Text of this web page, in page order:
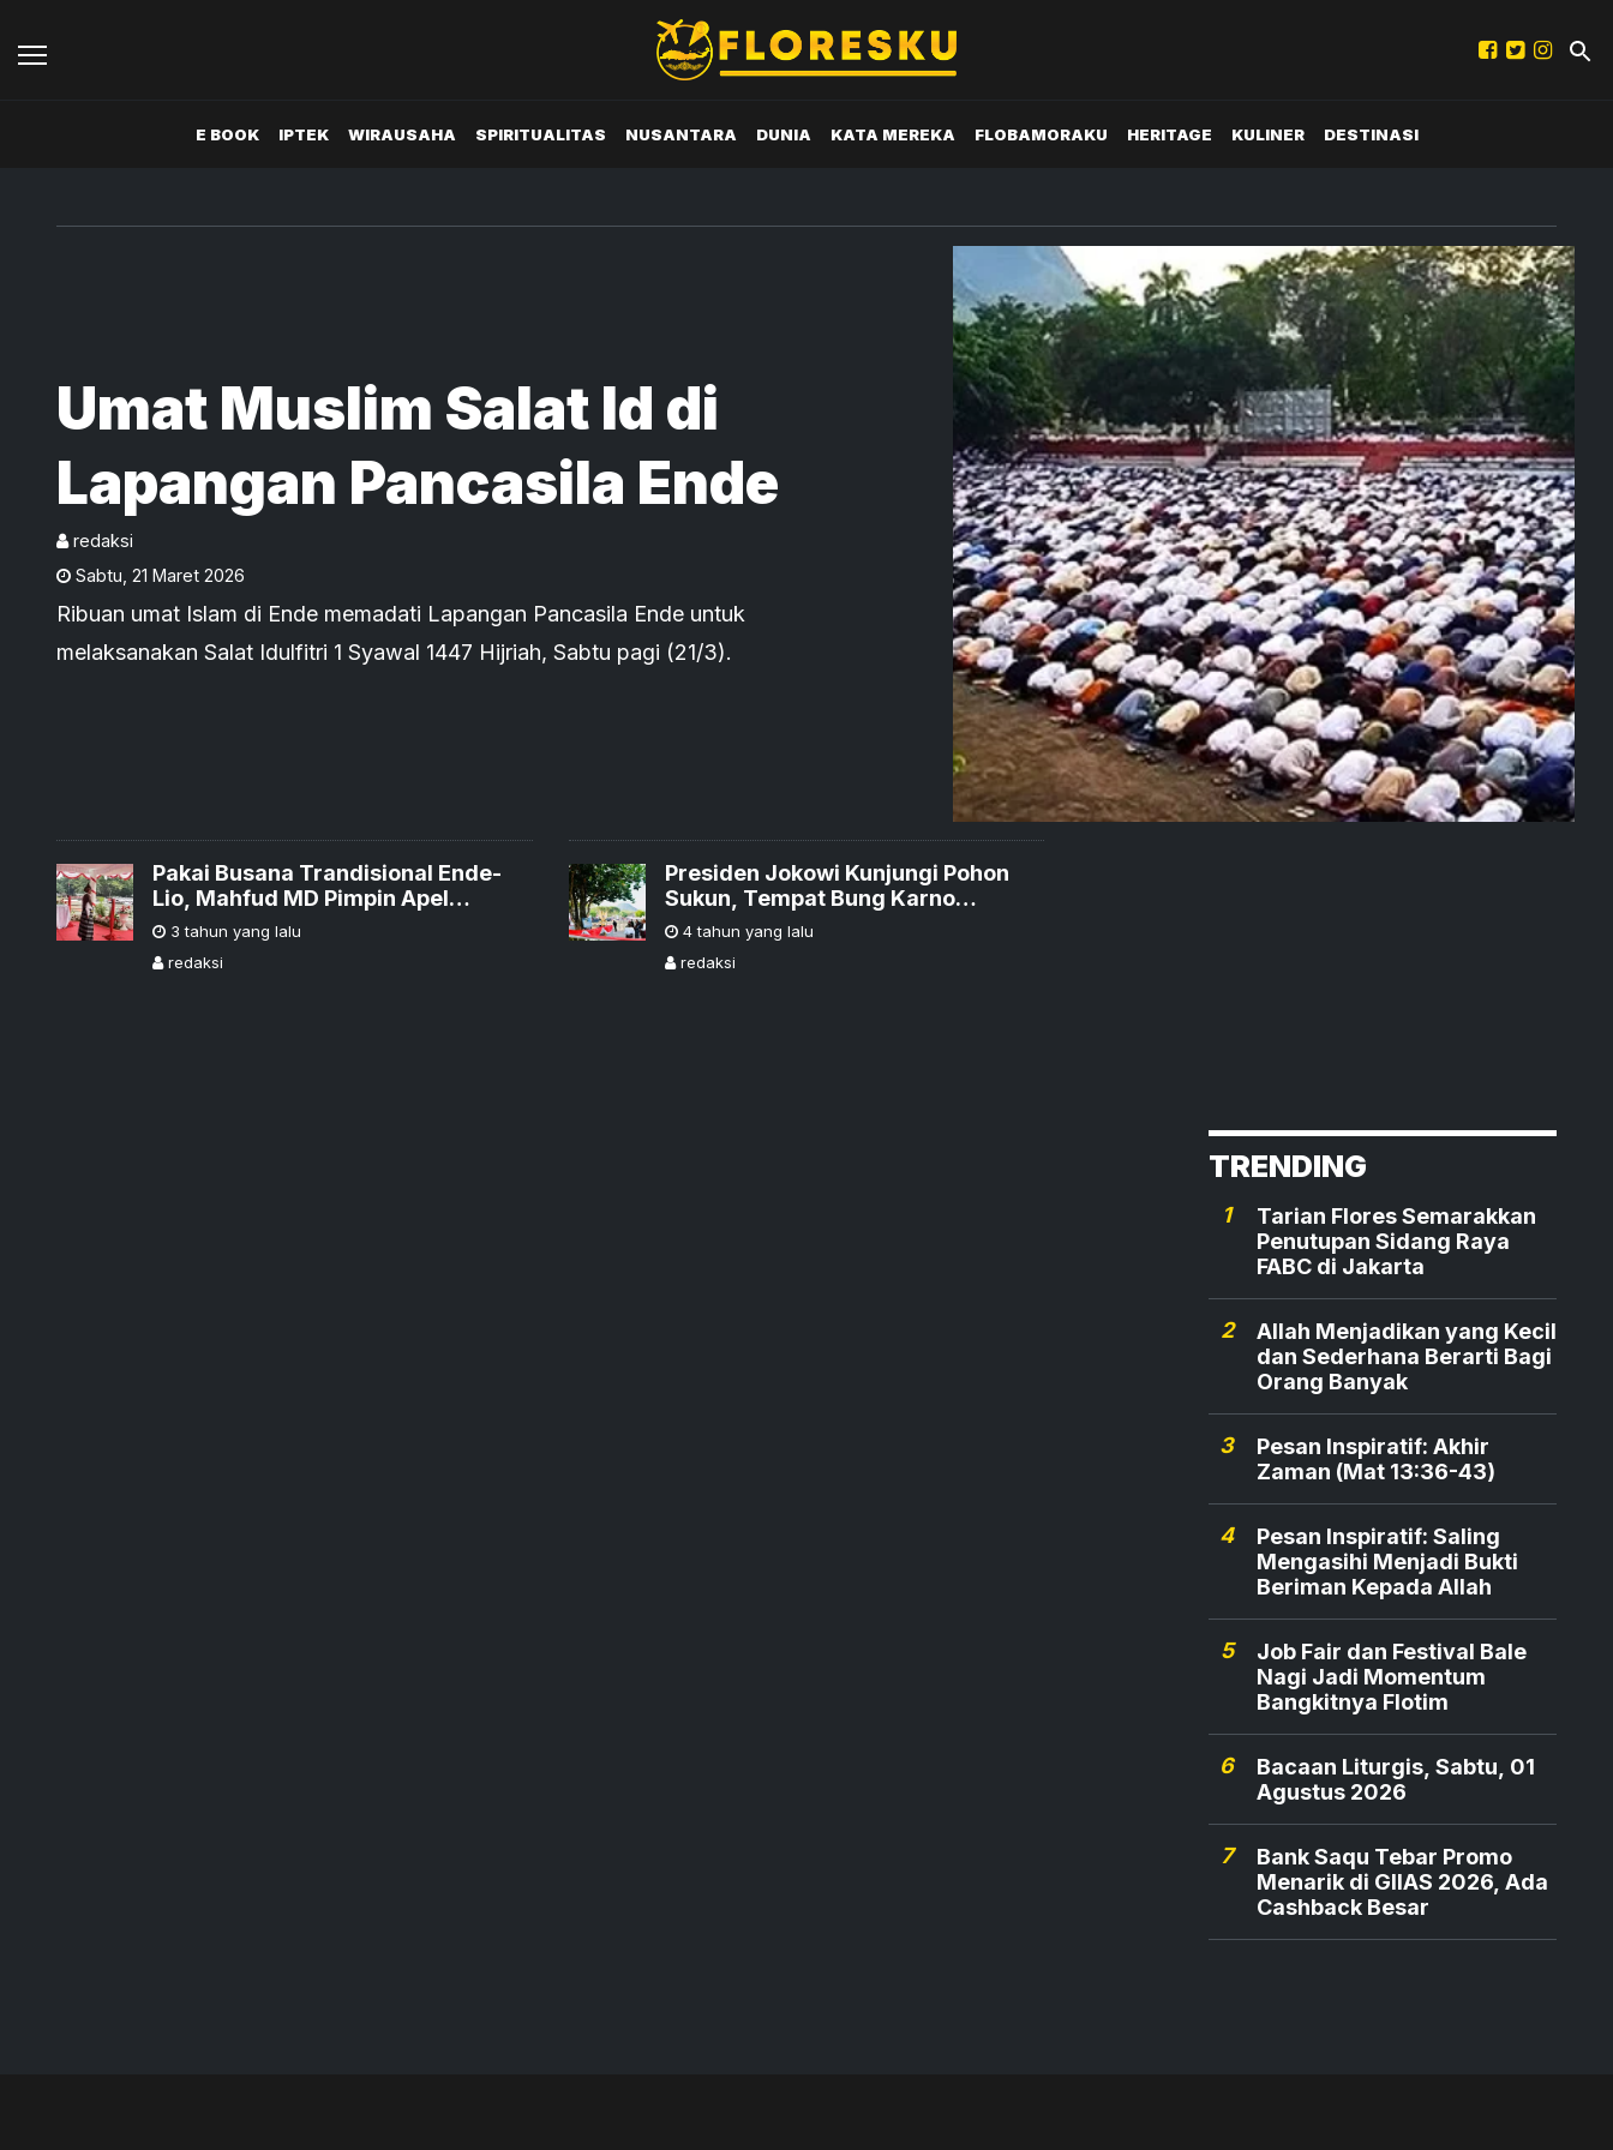
E BOOK IPTEK WIRAUSAHA SPIRITUALITAS NUSANTARA DUNIA KATA MEREKA FLOBAMORAKU HERITAGE KULINER DESTINASI
Umat Muslim Salat Id di
Lapangan Pancasila Ende
redaksi
Sabtu 21 Maret 2026
Ribuan umat Islam di Ende memadati Lapangan Pancasila Ende untuk
melaksanakan Salat Idulfitri 1 Syawal 1447 Hijriah, Sabtu pagi (21/3).
Pakai Busana Trandisional Ende-
Lio, Mahfud MD Pimpin Apel
Peringatan Hari Lahir Pancasila di
3 tahun yang lalu
redaksi
Presiden Jokowi Kunjungi Pohon
Sukun, Tempat Bung Karno
Merenungkan Pancasila
4 tahun yang lalu
redaksi
TRENDING
1
Tarian Flores Semarakkan
Penutupan Sidang Raya
FABC di Jakarta
2
Allah Menjadikan yang Kecil
dan Sederhana Berarti Bagi
Orang Banyak
3
Pesan Inspiratif: Akhir
Zaman (Mat 13:36-43)
4
Pesan Inspiratif: Saling
Mengasihi Menjadi Bukti
Beriman Kepada Allah
5
Job Fair dan Festival Bale
Nagi Jadi Momentum
Bangkitnya Flotim
6
Bacaan Liturgis, Sabtu, 01
Agustus 2026
7
Bank Saqu Tebar Promo
Menarik di GIIAS 2026, Ada
Cashback Besar